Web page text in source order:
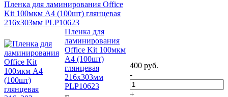
Пленка для ламинирования Office
Kit 100мкм A4 (100шт) глянцевая
216x303мм PLP10623
Пленка для
ламинирования
Office Kit 100мкм
A4 (100шт)
глянцевая
216x303мм
PLP10623
400 руб.
-
+